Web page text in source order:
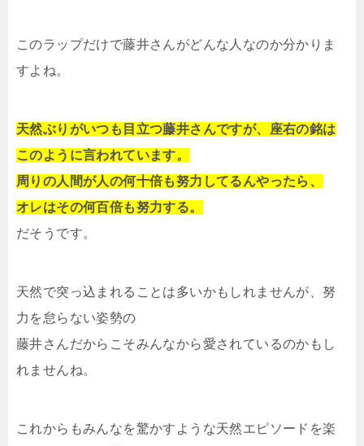
このラップだけで藤井さんがどんな人なのか分かりま
すよね。
天然ぶりがいつも目立つ藤井さんですが、座右の銘は
このように言われています。
周りの人間が人の何十倍も努力してるんやったら、
オレはその何百倍も努力する。
だそうです。
天然で突っ込まれることは多いかもしれませんが、努
力を怠らない姿勢の
藤井さんだからこそみんなから愛されているのかもし
れませんね。
これからもみんなを驚かすような天然エピソードを楽